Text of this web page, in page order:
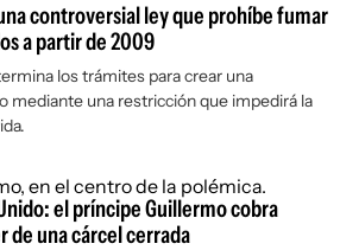
controversial ley que prohíbe fumar
a partir de 2009
los trámites para crear una
mediante una restricción que impedirá la
el príncipe Guillermo cobra
de una cárcel cerrada